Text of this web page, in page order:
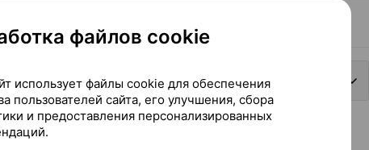
100 мг ×28, Нобель Илач Турция
файлов cookie
использует файлы cookie для обеспечения
пользователей сайта, его улучшения, сбора
и предоставления персонализированных